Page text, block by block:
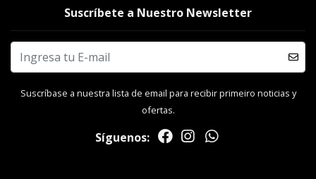
Suscríbete a Nuestro Newsletter
Suscríbase a nuestra lista de email para recibir primeiro noticias y
ofertas.
Síguenos: